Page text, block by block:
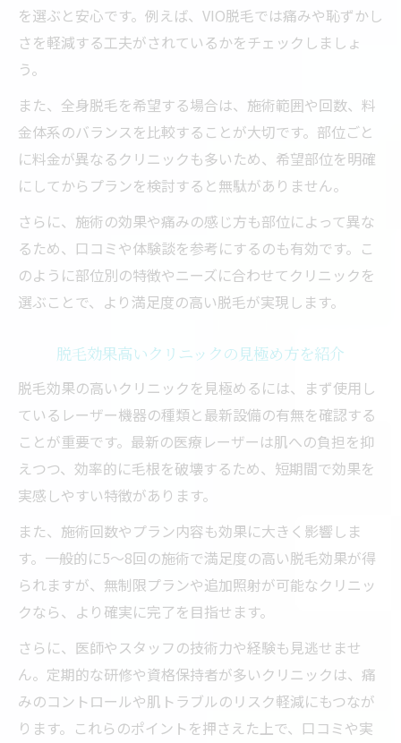
を選ぶと安心です。例えば、VIO脱毛では痛みや恥ずかし
さを軽減する工夫がされているかをチェックしましょ
う。
また、全身脱毛を希望する場合は、施術範囲や回数、料
金体系のバランスを比較することが大切です。部位ごと
に料金が異なるクリニックも多いため、希望部位を明確
にしてからプランを検討すると無駄がありません。
さらに、施術の効果や痛みの感じ方も部位によって異な
るため、口コミや体験談を参考にするのも有効です。こ
のように部位別の特徴やニーズに合わせてクリニックを
選ぶことで、より満足度の高い脱毛が実現します。
脱毛効果高いクリニックの見極め方を紹介
脱毛効果の高いクリニックを見極めるには、まず使用し
ているレーザー機器の種類と最新設備の有無を確認する
ことが重要です。最新の医療レーザーは肌への負担を抑
えつつ、効率的に毛根を破壊するため、短期間で効果を
実感しやすい特徴があります。
また、施術回数やプラン内容も効果に大きく影響しま
す。一般的に5～8回の施術で満足度の高い脱毛効果が得
られますが、無制限プランや追加照射が可能なクリニッ
クなら、より確実に完了を目指せます。
さらに、医師やスタッフの技術力や経験も見逃せませ
ん。定期的な研修や資格保持者が多いクリニックは、痛
みのコントロールや肌トラブルのリスク軽減にもつなが
ります。これらのポイントを押さえた上で、口コミや実